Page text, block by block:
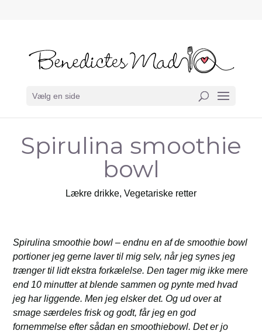
Vælg en side
Spirulina smoothie
bowl
Lækre drikke, Vegetariske retter
Spirulina smoothie bowl – endnu en af de smoothie bowl
portioner jeg gerne laver til mig selv, når jeg synes jeg
trænger til lidt ekstra forkælelse. Den tager mig ikke mere
end 10 minutter at blende sammen og pynte med hvad
jeg har liggende. Men jeg elsker det. Og ud over at
smage særdeles frisk og godt, får jeg en god
fornemmelse efter sådan en smoothiebowl. Det er jo